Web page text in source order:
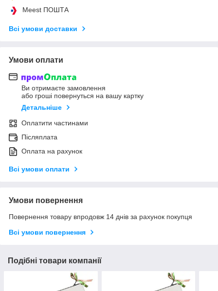
Meest ПОШТА
Всі умови доставки
Умови оплати
Ви отримаєте замовлення
або гроші повернуться на вашу картку
Детальніше
Оплатити частинами
Післяплата
Оплата на рахунок
Всі умови оплати
Умови повернення
Повернення товару впродовж 14 днів за рахунок покупця
Всі умови повернення
Подібні товари компанії